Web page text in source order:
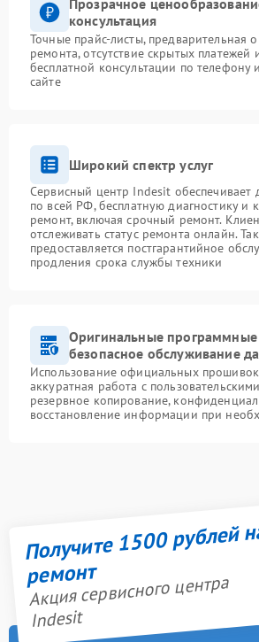
Прозрачное
консультация
Точные прайс-листы, предварительная
ремонта, отсутствие скрытых платежей
бесплатной консультации по телефону
сайте
Широкий спектр услуг
Сервисный центр Indesit обеспечивает
по всей РФ, бесплатную диагностику и
ремонт, включая срочный ремонт.
отслеживать статус ремонта онлайн.
предоставляется постгарантийное
продления срока службы техники
Оригинальные
безопасное обслуживание
Использование официальных
аккуратная работа с
резервное копирование,
восстановление информации при
Получите 1500 рублей
ремонт
Акция сервисного центра
Indesit